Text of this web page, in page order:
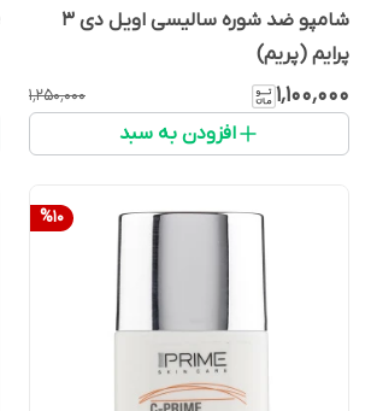
شامپو ضد شوره سالیسی اویل دی 3
پرایم (پریم)
۱٬۱۰۰٬۰۰۰ ۱٬۲۵۰٬۰۰۰
افزودن به سبد
%10